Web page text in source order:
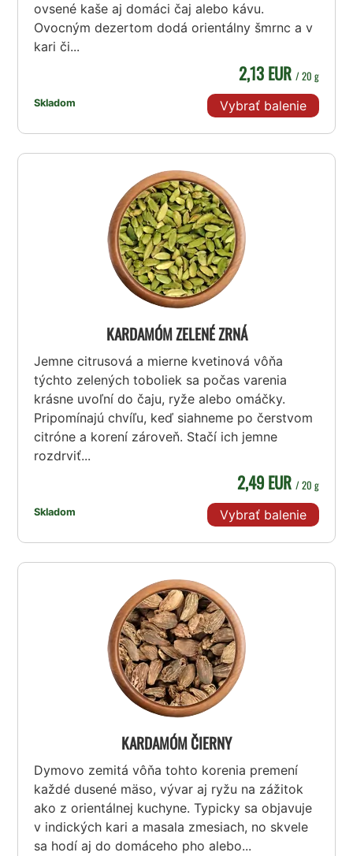
ovsené kaše aj domáci čaj alebo kávu.
Ovocným dezertom dodá orientálny šmrnc a v
kari či...
Skladom
2,13 EUR / 20 g
Vybrať balenie
KARDAMÓM ZELENÉ ZRNÁ
Jemne citrusová a mierne kvetinová vôňa
týchto zelených toboliek sa počas varenia
krásne uvoľní do čaju, ryže alebo omáčky.
Pripomínajú chvíľu, keď siahneme po čerstvom
citróne a korení zároveň. Stačí ich jemne
rozdrviť...
Skladom
2,49 EUR / 20 g
Vybrať balenie
KARDAMÓM ČIERNY
Dymovo zemitá vôňa tohto korenia premení
každé dusené mäso, vývar aj ryžu na zážitok
ako z orientálnej kuchyne. Typicky sa objavuje
v indických kari a masala zmesiach, no skvele
sa hodí aj do domáceho pho alebo...